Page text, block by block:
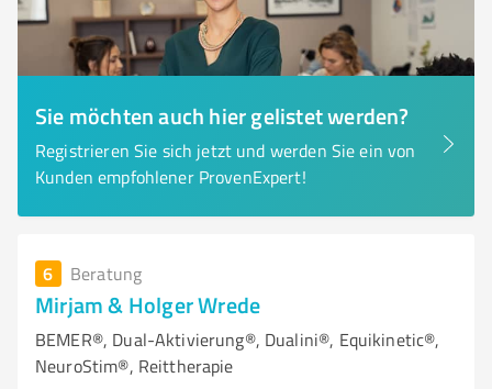
Sie möchten auch hier gelistet werden?
Registrieren Sie sich jetzt und werden Sie ein von
Kunden empfohlener ProvenExpert!
6 Beratung
Mirjam & Holger Wrede
BEMER®, Dual-Aktivierung®, Dualini®, Equikinetic®,
NeuroStim®, Reittherapie